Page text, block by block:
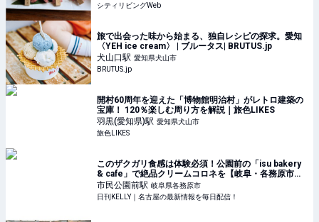
シティリビングWeb
旅で出会った味から始まる、独自レシピの探求。愛知
〈YEH ice cream〉 | ブルータス| BRUTUS.jp
犬山口駅 愛知県犬山市
BRUTUS.jp
開村60周年を迎えた「博物館明治村」がレトロ建築の
宝庫！ 120％楽しむ周り方を解説｜旅色LIKES
羽黒(愛知県)駅 愛知県犬山市
旅色LIKES
このザクガリ食感は体験必須！公園前の「isu bakery
& cafe」で絶品クリームコロネを【岐阜・各務原市】 |
日刊KELLY｜名古屋の最新情報を毎日配信！
市民公園前駅 岐阜県各務原市
日刊KELLY｜名古屋の最新情報を毎日配信！